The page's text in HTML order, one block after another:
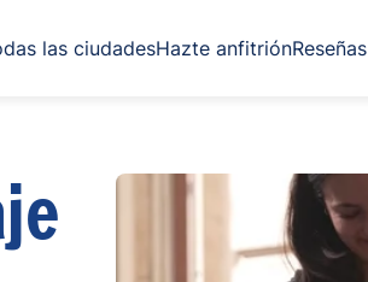
las ciudadesHazte anfitriónReseñas